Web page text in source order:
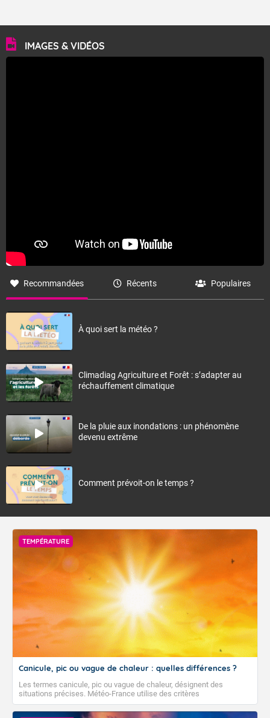
IMAGES & VIDÉOS
Recommandées Récents Populaires
À quoi sert la météo ?
Climadiag Agriculture et Forêt : s’adapter au
réchauffement climatique
De la pluie aux inondations : un phénomène
devenu extrême
Comment prévoit-on le temps ?
TEMPÉRATURE
Canicule, pic ou vague de chaleur : quelles différences ?
Les termes canicule, pic ou vague de chaleur, désignent des
situations précises. Météo-France utilise des critères
climatologiques pour évaluer et qualifier les épisodes de chaleur qui
peuvent avoir des impacts sanitaires et socio-économiques